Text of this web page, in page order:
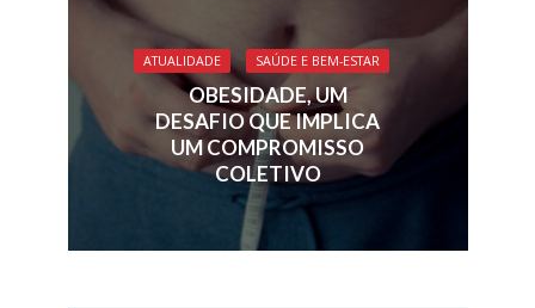
ATUALIDADE SAÚDE E BEM-ESTAR
OBESIDADE, UM
DESAFIO QUE IMPLICA
UM COMPROMISSO
COLETIVO